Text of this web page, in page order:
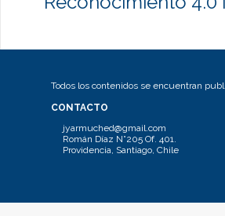
Todos los contenidos se encuentran
CONTACTO
jyarmuched@gmail.com
Román Díaz N°205 Of. 401.
Providencia, Santiago, Chile